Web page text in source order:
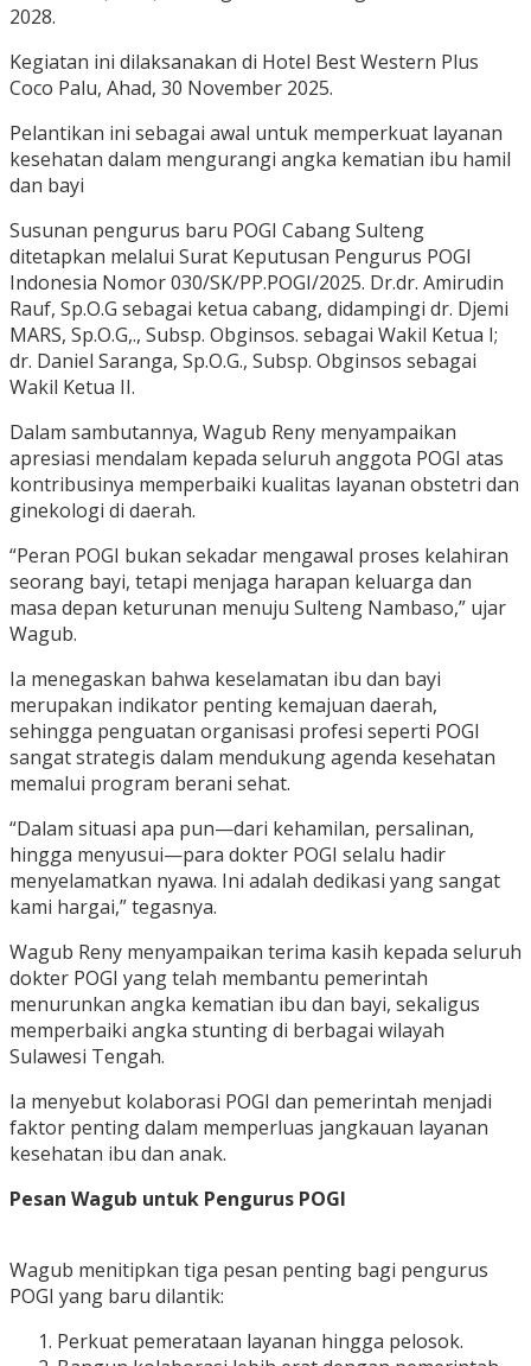
2028.
Kegiatan ini dilaksanakan di Hotel Best Western Plus
Coco Palu, Ahad, 30 November 2025.
Pelantikan ini sebagai awal untuk memperkuat layanan
kesehatan dalam mengurangi angka kematian ibu hamil
dan bayi
Susunan pengurus baru POGI Cabang Sulteng
ditetapkan melalui Surat Keputusan Pengurus POGI
Indonesia Nomor 030/SK/PP.POGI/2025. Dr.dr. Amirudin
Rauf, Sp.O.G sebagai ketua cabang, didampingi dr. Djemi
MARS, Sp.O.G,., Subsp. Obginsos. sebagai Wakil Ketua I;
dr. Daniel Saranga, Sp.O.G., Subsp. Obginsos sebagai
Wakil Ketua II.
Dalam sambutannya, Wagub Reny menyampaikan
apresiasi mendalam kepada seluruh anggota POGI atas
kontribusinya memperbaiki kualitas layanan obstetri dan
ginekologi di daerah.
“Peran POGI bukan sekadar mengawal proses kelahiran
seorang bayi, tetapi menjaga harapan keluarga dan
masa depan keturunan menuju Sulteng Nambaso,” ujar
Wagub.
Ia menegaskan bahwa keselamatan ibu dan bayi
merupakan indikator penting kemajuan daerah,
sehingga penguatan organisasi profesi seperti POGI
sangat strategis dalam mendukung agenda kesehatan
memalui program berani sehat.
“Dalam situasi apa pun—dari kehamilan, persalinan,
hingga menyusui—para dokter POGI selalu hadir
menyelamatkan nyawa. Ini adalah dedikasi yang sangat
kami hargai,” tegasnya.
Wagub Reny menyampaikan terima kasih kepada seluruh
dokter POGI yang telah membantu pemerintah
menurunkan angka kematian ibu dan bayi, sekaligus
memperbaiki angka stunting di berbagai wilayah
Sulawesi Tengah.
Ia menyebut kolaborasi POGI dan pemerintah menjadi
faktor penting dalam memperluas jangkauan layanan
kesehatan ibu dan anak.
Pesan Wagub untuk Pengurus POGI
Wagub menitipkan tiga pesan penting bagi pengurus
POGI yang baru dilantik:
Perkuat pemerataan layanan hingga pelosok.